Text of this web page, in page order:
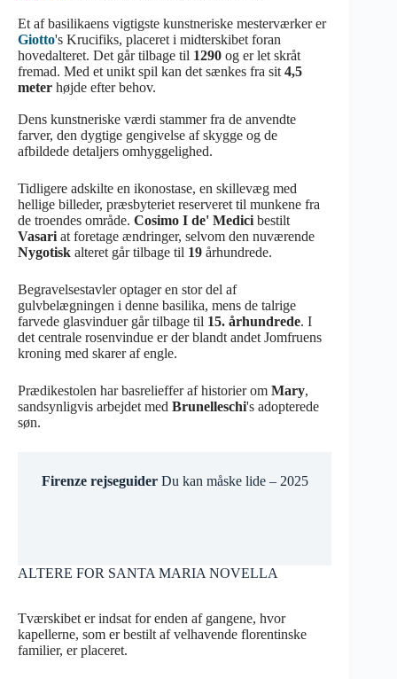
Et af basilikaens vigtigste kunstneriske mesterværker er
Giotto's Krucifiks, placeret i midterskibet foran
hovedalteret. Det går tilbage til 1290 og er let skråt
fremad. Med et unikt spil kan det sænkes fra sit 4,5
meter højde efter behov.
Dens kunstneriske værdi stammer fra de anvendte
farver, den dygtige gengivelse af skygge og de
afbildede detaljers omhyggelighed.
Tidligere adskilte en ikonostase, en skillevæg med
hellige billeder, præsbyteriet reserveret til munkene fra
de troendes område. Cosimo I de' Medici bestilt
Vasari at foretage ændringer, selvom den nuværende
Nygotisk alteret går tilbage til 19 århundrede.
Begravelsestavler optager en stor del af
gulvbelægningen i denne basilika, mens de talrige
farvede glasvinduer går tilbage til 15. århundrede. I
det centrale rosenvindue er der blandt andet Jomfruens
kroning med skarer af engle.
Prædikestolen har basrelieffer af historier om Mary,
sandsynligvis arbejdet med Brunelleschi's adopterede
søn.
Firenze rejseguiderDu kan måske lide – 2025
ALTERE FOR SANTA MARIA NOVELLA
Tværskibet er indsat for enden af gangene, hvor
kapellerne, som er bestilt af velhavende florentinske
familier, er placeret.